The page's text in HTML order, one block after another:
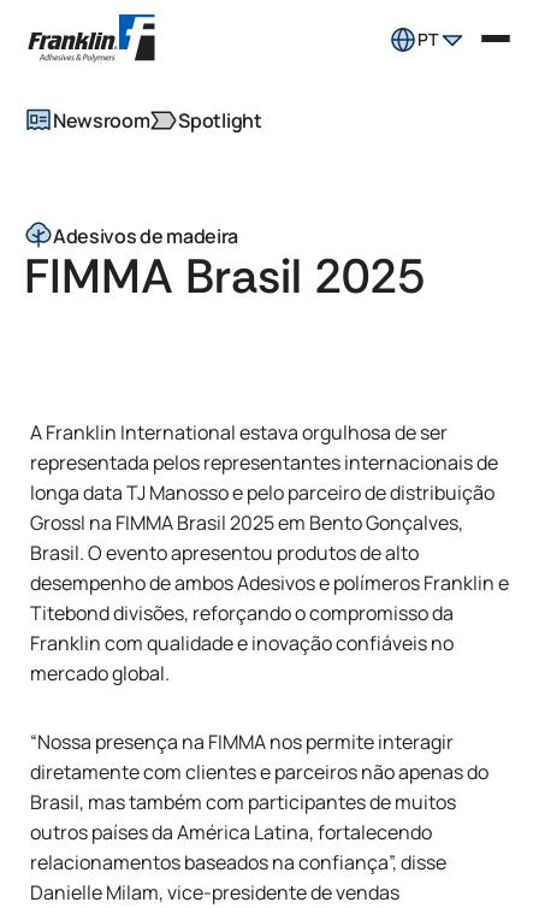
PT
Newsroom Spotlight
Adesivos de madeira
FIMMA Brasil 2025
A Franklin International estava orgulhosa de ser
representada pelos representantes internacionais de
longa data TJ Manosso e pelo parceiro de distribuição
Grossl na FIMMA Brasil 2025 em Bento Gonçalves,
Brasil. O evento apresentou produtos de alto
desempenho de ambosAdesivos e polímeros Frankline
Titebonddivisões, reforçando o compromisso da
Franklin com qualidade e inovação confiáveis no
mercado global.
“Nossa presença na FIMMA nos permite interagir
diretamente com clientes e parceiros não apenas do
Brasil, mas também com participantes de muitos
outros países da América Latina, fortalecendo
relacionamentos baseados na confiança”, disse
Danielle Milam, vice-presidente de vendas